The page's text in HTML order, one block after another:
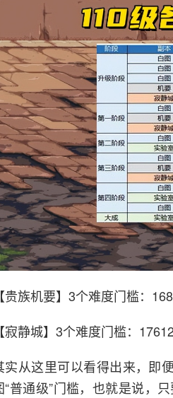
【贵族机要】3个难度门槛：
【寂静城】3个难度门槛：
实从这里可以看得出来，即
“普通级”门槛，也就是说，